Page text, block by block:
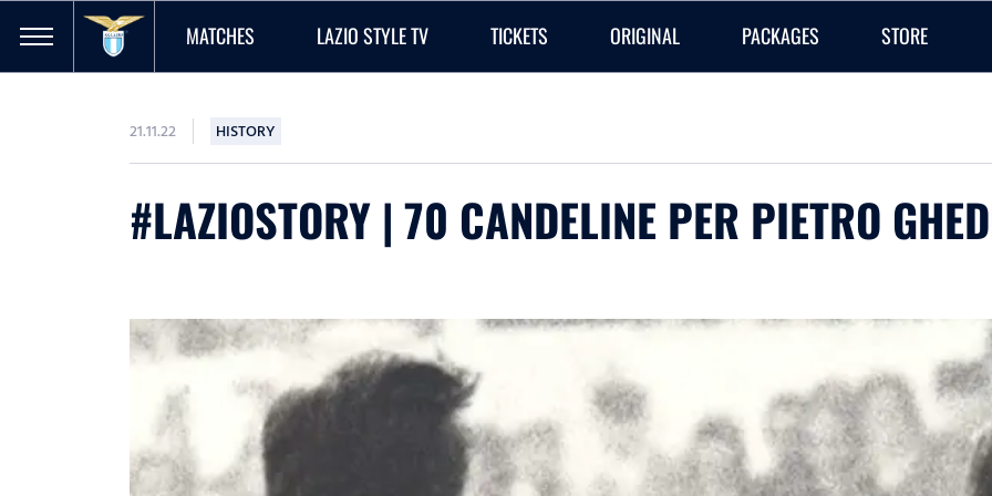
MATCHES LAZIO STYLE TV TICKETS ORIGINAL PACKAGES STORE
21.11.22 HISTORY
#LAZIOSTORY | 70 CANDELINE PER PIETRO